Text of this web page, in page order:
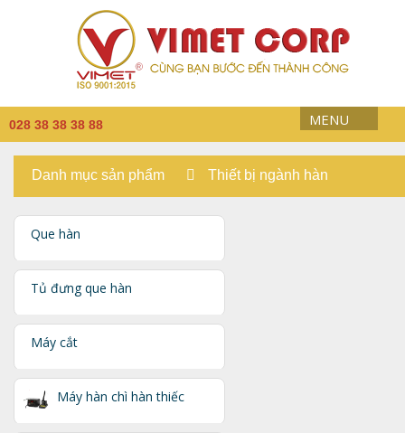
028 38 38 38 88 MENU
Danh mục sản phẩm Thiết bị ngành hàn
Que hàn
Tủ đưng que hàn
Máy cắt
Máy hàn chì hàn thiếc